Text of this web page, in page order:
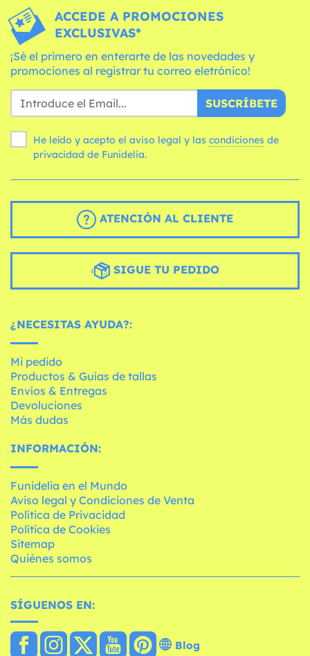
ACCEDE A PROMOCIONES
EXCLUSIVAS*
¡Sé el primero en enterarte de las novedades y
promociones al registrar tu correo eletrónico!
SUSCRÍBETE
He leído y acepto el aviso legal y las condiciones
privacidad de Funidelia.
ATENCIÓN AL CLIENTE
SIGUE TU PEDIDO
¿NECESITAS AYUDA?:
Mi pedido
Productos & Guías de tallas
Envíos & Entregas
Devoluciones
Más dudas
INFORMACIÓN:
Funidelia en el Mundo
Aviso legal y Condiciones de Venta
Política de Privacidad
Política de Cookies
Sitemap
Quiénes somos
SÍGUENOS EN:
Blog